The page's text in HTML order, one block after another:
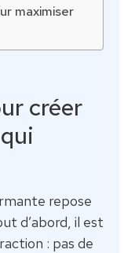
maximiser
créer
repose
d’abord, il est
: pas de